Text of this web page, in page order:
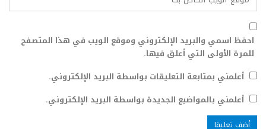
احفظ اسمي والبريد الإلكتروني وموقع الويب في هذا المتصفح
للمرة الأولى التي أعلق فيها.
أعلمني بمتابعة التعليقات بواسطة البريد الإلكتروني.
أعلمني بالمواضيع الجديدة بواسطة البريد الإلكتروني.